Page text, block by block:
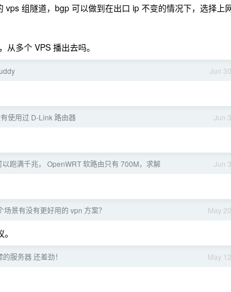
组隧道，bgp 可以做到在出口 ip 不变的情况下，选择上
多个 VPS 播出去吗。
Jun 30
Jun 3
使用过 D-Link 路由器
Jun 3
跑满千兆， OpenWRT 软路由只有 700M，求解
May 20
景有没有更好用的 vpn 方案？
May 12
服务器 还差劲！